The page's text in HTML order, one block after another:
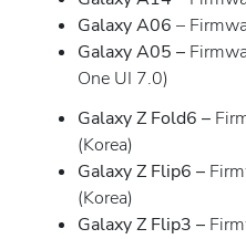
Galaxy A06 –
Galaxy A05 –
One UI 7.0)
Galaxy Z Fold6 –
(Korea)
Galaxy Z Flip6 –
(Korea)
Galaxy Z Flip3 –